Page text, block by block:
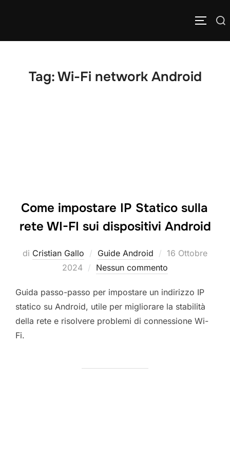
Cerca APRI/
Tag:Wi-Fi network Android
Come impostare IP Statico sulla
rete WI-FI sui dispositivi Android
di Cristian Gallo Guide Android
Pubblicato
il
16 Ottobre
2024
Nessun commento
Guida passo-passo per impostare un indirizzo IP
statico su Android, utile per migliorare la stabilità
della rete e risolvere problemi di connessione Wi-
Fi.